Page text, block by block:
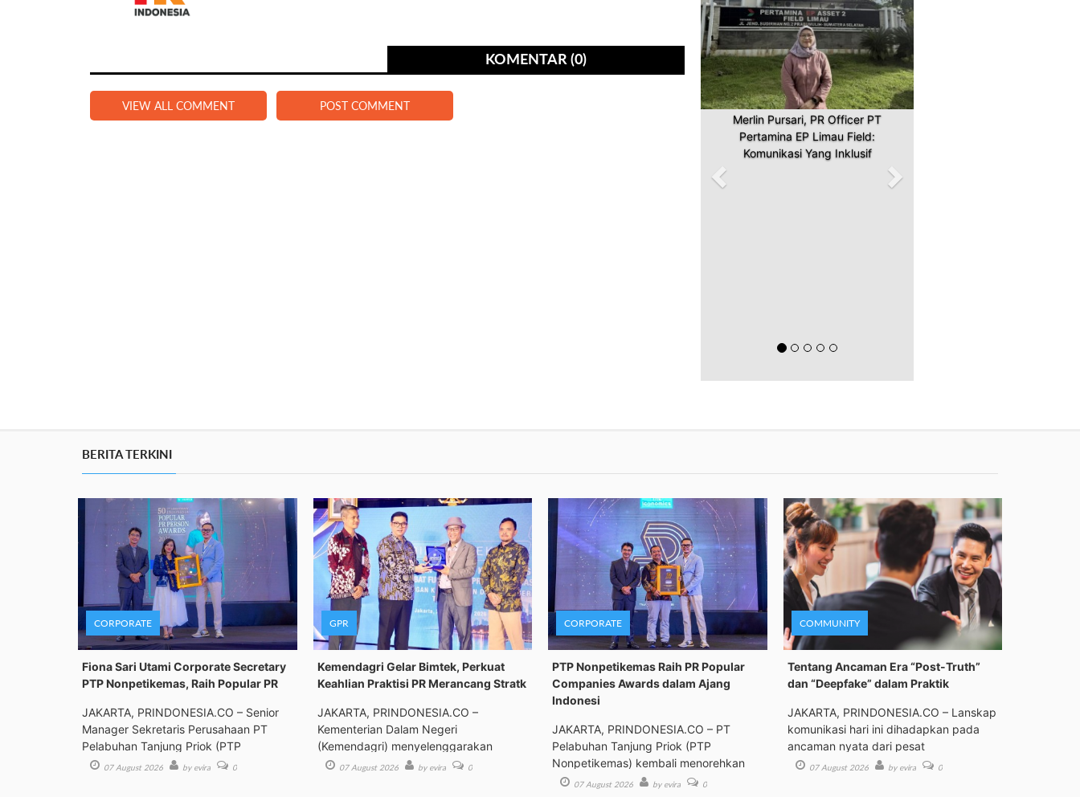
KOMENTAR (0)
VIEW ALL COMMENT POST COMMENT
Merlin Pursari, PR Officer PT
Pertamina EP Limau Field:
Komunikasi Yang Inklusif
BERITA TERKINI
CORPORATE
Fiona Sari Utami Corporate Secretary
PTP Nonpetikemas, Raih Popular PR
JAKARTA, PRINDONESIA.CO – Senior
Manager Sekretaris Perusahaan PT
Pelabuhan Tanjung Priok (PTP
07 August 2026 by evira 0
GPR
Kemendagri Gelar Bimtek, Perkuat
Keahlian Praktisi PR Merancang Stratk
JAKARTA, PRINDONESIA.CO –
Kementerian Dalam Negeri
(Kemendagri) menyelenggarakan
Bimbingan Tek
07 August 2026 by evira 0
CORPORATE
PTP Nonpetikemas Raih PR Popular
Companies Awards dalam Ajang
Indonesi
JAKARTA, PRINDONESIA.CO – PT
Pelabuhan Tanjung Priok (PTP
Nonpetikemas) kembali menorehkan
pre 07 August 2026 by evira 0
COMMUNITY
Tentang Ancaman Era “Post-Truth”
dan “Deepfake” dalam Praktik
JAKARTA, PRINDONESIA.CO – Lanskap
komunikasi hari ini dihadapkan pada
ancaman nyata dari pesat
07 August 2026 by evira 0